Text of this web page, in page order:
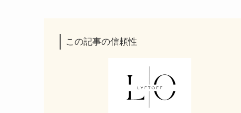
この記事の信頼性